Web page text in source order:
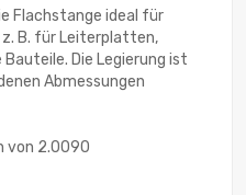
Flachstange ideal für
z. B. für Leiterplatten,
Die Legierung ist
Abmessungen
von 2.0090